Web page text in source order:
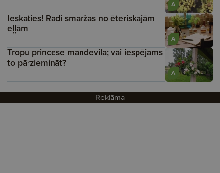
A
A
Ieskaties! Radi smaržas no ēteriskajām
eļļām
A
Tropu princese mandevila; vai iespējams
to pārziemināt?
Reklāma